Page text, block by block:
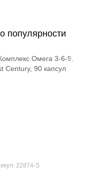
популярности
22874-S